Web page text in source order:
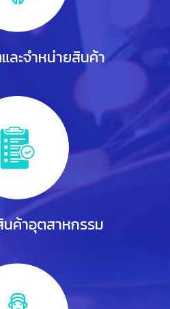
ละจำหน่ายสินค้า
ค้าอุตสาหกรรม